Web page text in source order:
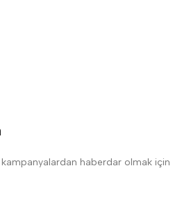
haberdar olmak için